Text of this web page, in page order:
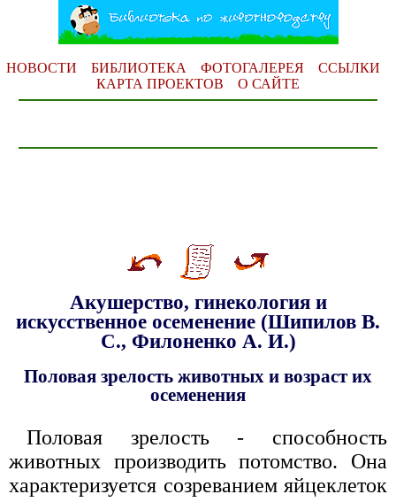
НОВОСТИ БИБЛИОТЕКА ФОТОГАЛЕРЕЯ
ССЫЛКИ
КАРТА ПРОЕКТОВ
О САЙТЕ
Акушерство, гинекология и
искусственное осеменение (Шипилов В.
С., Филоненко А. И.)
Половая зрелость животных и возраст их
осеменения
Половая зрелость - способность
животных производить потомство. Она
характеризуется созреванием яйцеклеток